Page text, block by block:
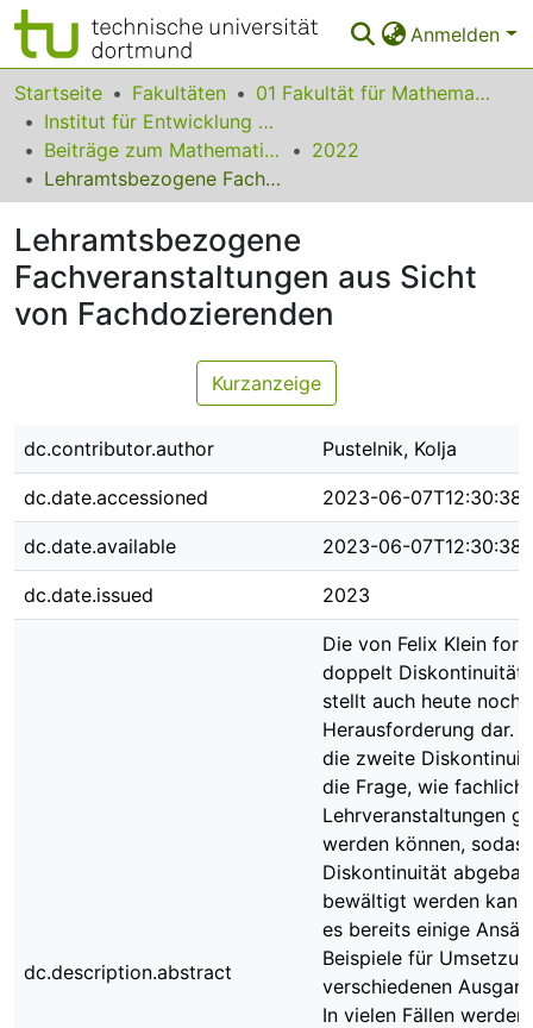
Anmelden
Bereiche & Sammlungen
Das gesamte Repositorium
Statistiken
FAQ
Leitlinien
Zurück zur Startseite
Startseite Fakultäten
01 Fakultät für Mathematik
Institut für Entwicklung und Erforschung des Mathematikunterrichts
Beiträge zum Mathematikunterricht
2022
Lehramtsbezogene Fachveranstaltungen aus Sicht von Fachdozierenden
Lehramtsbezogene
Fachveranstaltungen aus Sicht
von Fachdozierenden
Kurzanzeige
dc.contributor.author Pustelnik, Kolja
dc.date.accessioned 2023-06-07T12:30:38Z
dc.date.available 2023-06-07T12:30:38Z
dc.date.issued 2023
dc.description.abstract
Die von Felix Klein
doppelt Diskontinuität
stellt auch heute noch
Herausforderung dar.
die zweite
die Frage, wie
Lehrveranstaltungen
werden können,
Diskontinuität
bewältigt werden
es bereits einige
Beispiele für
verschiedenen
In vielen Fällen werden